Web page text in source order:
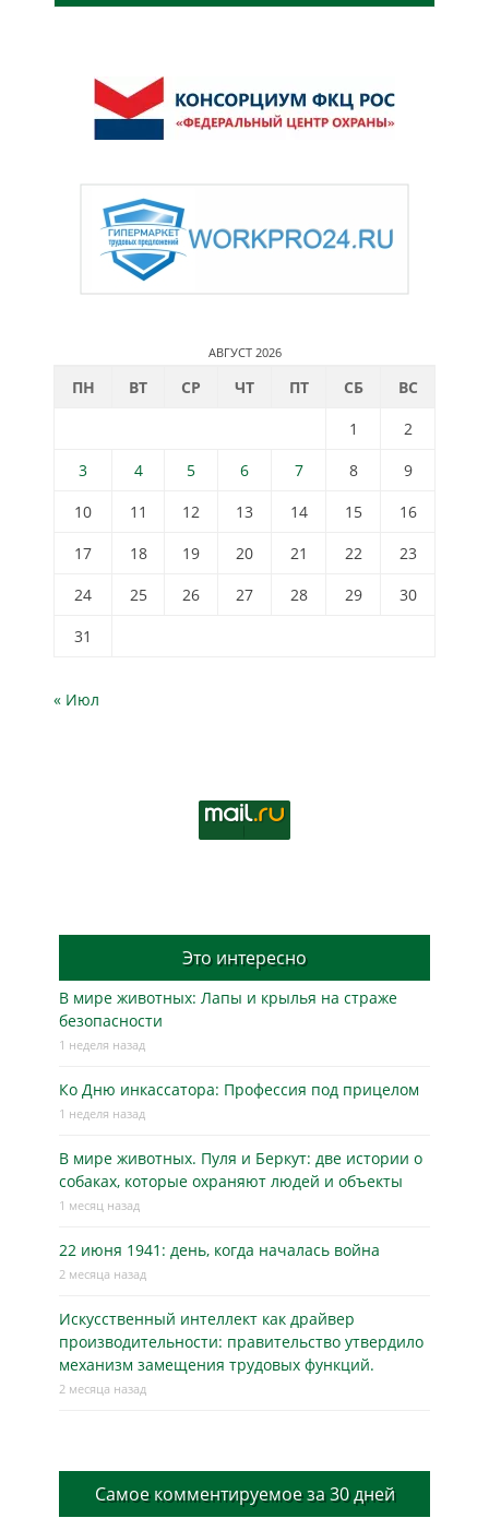
АВГУСТ 2026
ПН ВТ СР ЧТ ПТ СБ
ВС
1
2
3
4 5 6 7 8
9
10
11 12 13 14 15
16
17
18 19 20 21 22
23
24
25 26 27 28 29
30
31
« Июл
Это интересно
В мире животных: Лапы и крылья на страже
безопасности
1 неделя назад
Ко Дню инкассатора: Профессия под прицелом
1 неделя назад
В мире животных. Пуля и Беркут: две истории о
собаках, которые охраняют людей и объекты
1 месяц назад
22 июня 1941: день, когда началась война
2 месяца назад
Искусственный интеллект как драйвер
производительности: правительство утвердило
механизм замещения трудовых функций.
2 месяца назад
Самое комментируемое за 30 дней